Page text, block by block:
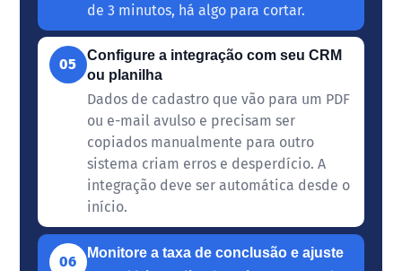
de 3 minutos, há algo para cortar.
05
Configure a integração com seu CRM
ou planilha
Dados de cadastro que vão para um PDF
ou e-mail avulso e precisam ser
copiados manualmente para outro
sistema criam erros e desperdício. A
integração deve ser automática desde o
início.
06
Monitore a taxa de conclusão e ajuste